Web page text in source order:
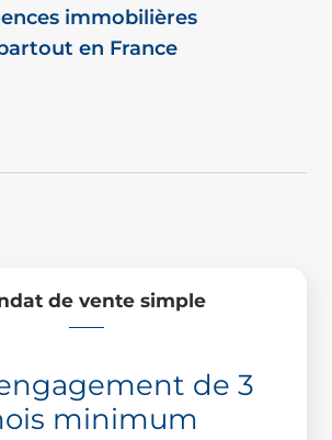
immobilières
en France
de vente simple
de 3
minimum